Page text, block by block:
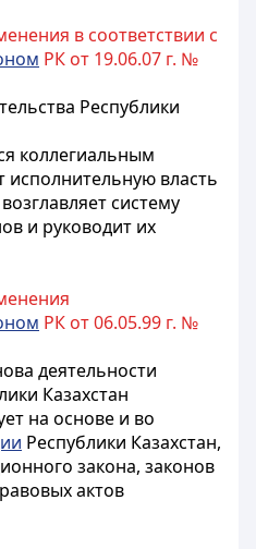
в соответствии с
РК от 19.06.07 г. №
Республики
коллегиальным
исполнительную власть
систему
и руководит их
РК от 06.05.99 г. №
деятельности
Казахстан
на основе и во
Республики Казахстан,
закона, законов
актов